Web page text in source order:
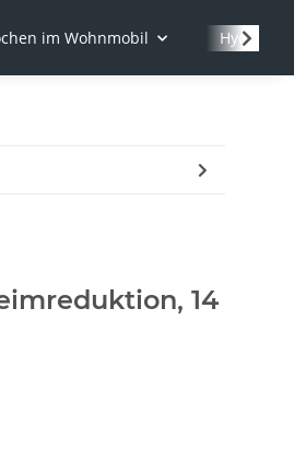
im Wohnmobil Hydraulik
14